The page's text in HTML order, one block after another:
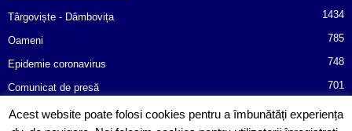
Târgoviște - Dâmbovița 1434
Oameni 785
Epidemie coronavirus 748
Comunicat de presă 701
Afaceri 487
Acest website poate folosi cookies pentru a îmbunătăți experiența